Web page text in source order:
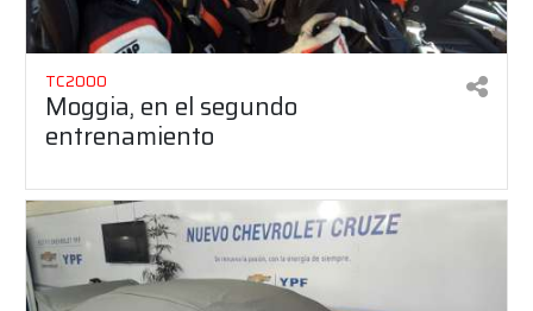
TC2000
Moggia, en el segundo
entrenamiento